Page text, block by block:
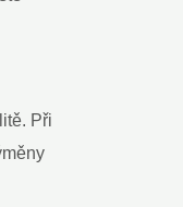
Při